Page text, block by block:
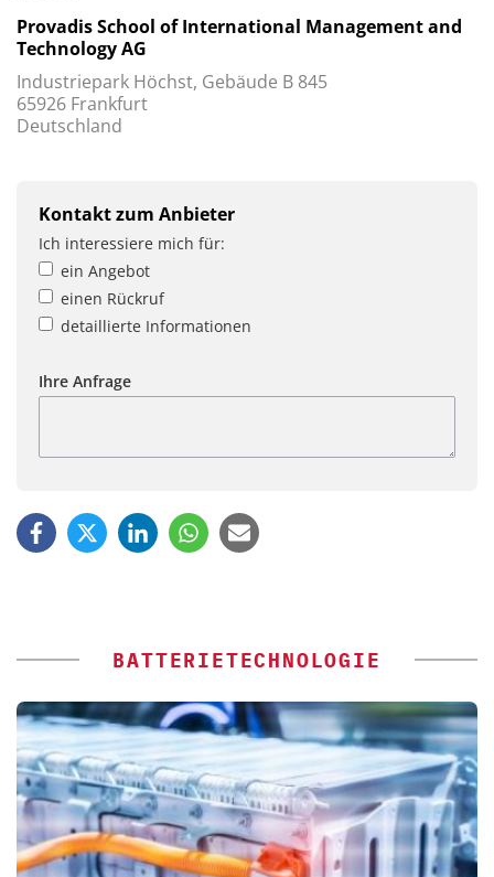
Provadis School of International Management and
Technology AG
Industriepark Höchst, Gebäude B 845
65926 Frankfurt
Deutschland
Kontakt zum Anbieter
Ich interessiere mich für:
ein Angebot
einen Rückruf
detaillierte Informationen
Ihre Anfrage
BATTERIETECHNOLOGIE